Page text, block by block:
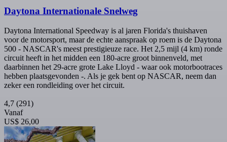
Daytona Internationale Snelweg
Daytona International Speedway is al jaren Florida's thuishaven
voor de motorsport, maar de echte aanspraak op roem is de Daytona
500 - NASCAR's meest prestigieuze race. Het 2,5 mijl (4 km) ronde
circuit heeft in het midden een 180-acre groot binnenveld, met
daarbinnen het 29-acre grote Lake Lloyd - waar ook motorbootraces
hebben plaatsgevonden -. Als je gek bent op NASCAR, neem dan
zeker een rondleiding over het circuit.
4,7 (291)
Vanaf
US$ 26,00